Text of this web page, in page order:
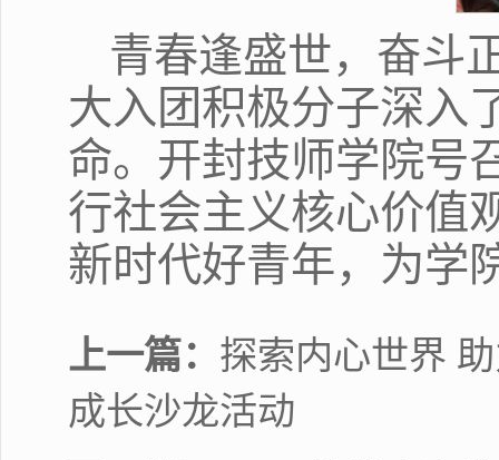
青春逢盛世，奋斗
大入团积极分子深入
命。开封技师学院号
行社会主义核心价值
新时代好青年，为学
上一篇： 探索内心世界
成长沙龙活动